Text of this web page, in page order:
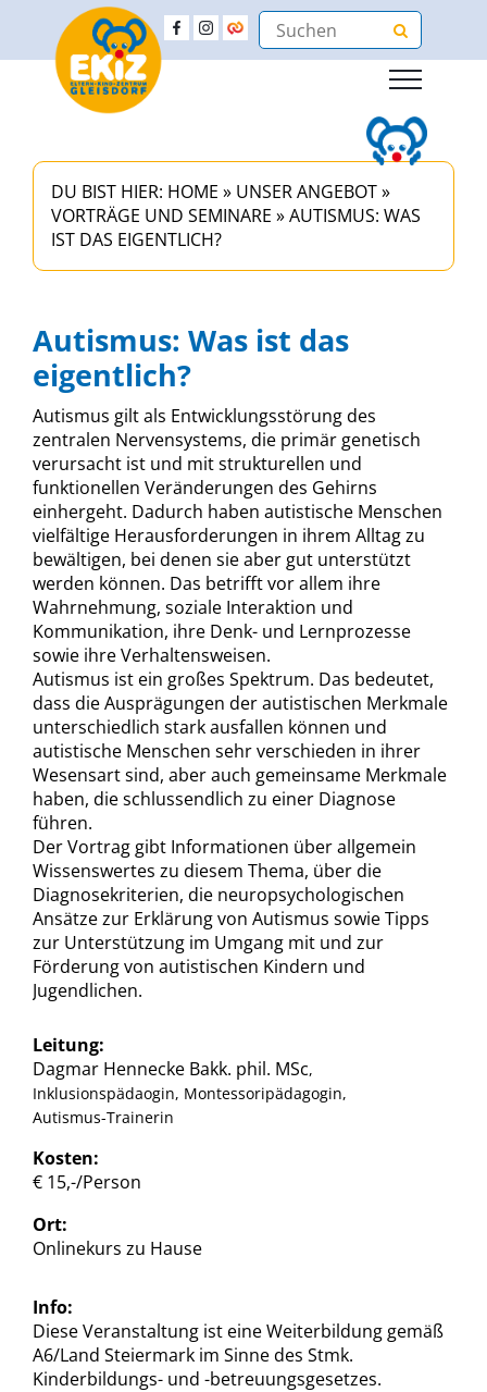
DU BIST HIER: HOME » UNSER ANGEBOT»
VORTRÄGE UND SEMINARE »AUTISMUS: WAS
IST DAS EIGENTLICH?
Autismus: Was ist das
eigentlich?
Autismus gilt als Entwicklungsstörung des
zentralen Nervensystems, die primär genetisch
verursacht ist und mit strukturellen und
funktionellen Veränderungen des Gehirns
einhergeht. Dadurch haben autistische Menschen
vielfältige Herausforderungen in ihrem Alltag zu
bewältigen, bei denen sie aber gut unterstützt
werden können. Das betrifft vor allem ihre
Wahrnehmung, soziale Interaktion und
Kommunikation, ihre Denk- und Lernprozesse
sowie ihre Verhaltensweisen.
Autismus ist ein großes Spektrum. Das bedeutet,
dass die Ausprägungen der autistischen Merkmale
unterschiedlich stark ausfallen können und
autistische Menschen sehr verschieden in ihrer
Wesensart sind, aber auch gemeinsame Merkmale
haben, die schlussendlich zu einer Diagnose
führen.
Der Vortrag gibt Informationen über allgemein
Wissenswertes zu diesem Thema, über die
Diagnosekriterien, die neuropsychologischen
Ansätze zur Erklärung von Autismus sowie Tipps
zur Unterstützung im Umgang mit und zur
Förderung von autistischen Kindern und
Jugendlichen.
Leitung:
Dagmar Hennecke Bakk. phil. MSc,
Inklusionspädaogin, Montessoripädagogin,
Autismus-Trainerin
Kosten:
€ 15,-/Person
Ort:
Onlinekurs zu Hause
Info:
Diese Veranstaltung ist eine Weiterbildung gemäß
A6/Land Steiermark im Sinne des Stmk.
Kinderbildungs- und -betreuungsgesetzes.